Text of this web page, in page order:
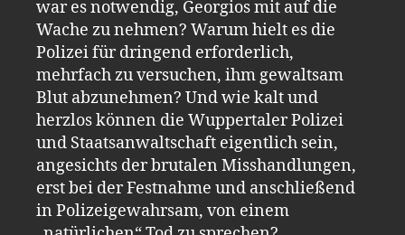
war es notwendig, Georgios mit auf die
Wache zu nehmen? Warum hielt es die
Polizei für dringend erforderlich,
mehrfach zu versuchen, ihm gewaltsam
Blut abzunehmen? Und wie kalt und
herzlos können die Wuppertaler Polizei
und Staatsanwaltschaft eigentlich sein,
angesichts der brutalen Misshandlungen,
erst bei der Festnahme und anschließend
in Polizeigewahrsam, von einem